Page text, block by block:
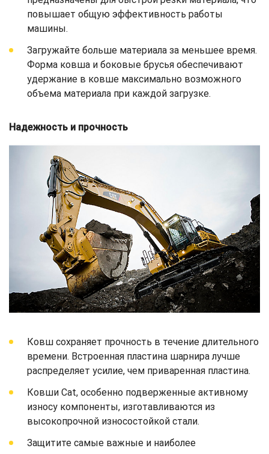
повышает общую эффективность работы
машины.
Загружайте больше материала за меньшее время.
Форма ковша и боковые брусья обеспечивают
удержание в ковше максимально возможного
объема материала при каждой загрузке.
Надежность и прочность
Ковш сохраняет прочность в течение длительного
времени. Встроенная пластина шарнира лучше
распределяет усилие, чем приваренная пластина.
Ковши Cat, особенно подверженные активному
износу компоненты, изготавливаются из
высокопрочной износостойкой стали.
Защитите самые важные и наиболее